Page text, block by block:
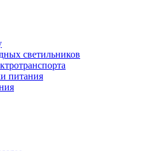
светильников
питания